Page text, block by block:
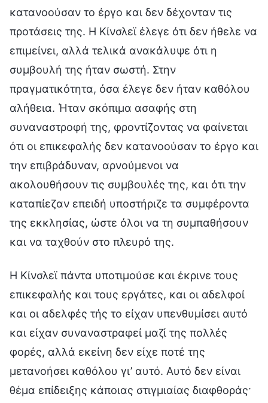
κατανοούσαν το έργο και δεν δέχονταν τις
προτάσεις της. Η Κίνσλεϊ έλεγε ότι δεν ήθελε να
επιμείνει, αλλά τελικά ανακάλυψε ότι η
συμβουλή της ήταν σωστή. Στην
πραγματικότητα, όσα έλεγε δεν ήταν καθόλου
αλήθεια. Ήταν σκόπιμα ασαφής στη
συναναστροφή της, φροντίζοντας να φαίνεται
ότι οι επικεφαλής δεν κατανοούσαν το έργο και
την επιβράδυναν, αρνούμενοι να
ακολουθήσουν τις συμβουλές της, και ότι την
καταπίεζαν επειδή υποστήριζε τα συμφέροντα
της εκκλησίας, ώστε όλοι να τη συμπαθήσουν
και να ταχθούν στο πλευρό της.
Η Κίνσλεϊ πάντα υποτιμούσε και έκρινε τους
επικεφαλής και τους εργάτες, και οι αδελφοί
και οι αδελφές τής το είχαν υπενθυμίσει αυτό
και είχαν συναναστραφεί μαζί της πολλές
φορές, αλλά εκείνη δεν είχε ποτέ της
μετανοήσει καθόλου γι’ αυτό. Αυτό δεν είναι
θέμα επίδειξης κάποιας στιγμιαίας διαφθοράς·